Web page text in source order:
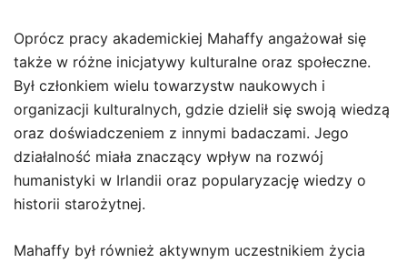
Oprócz pracy akademickiej Mahaffy angażował się
także w różne inicjatywy kulturalne oraz społeczne.
Był członkiem wielu towarzystw naukowych i
organizacji kulturalnych, gdzie dzielił się swoją wiedzą
oraz doświadczeniem z innymi badaczami. Jego
działalność miała znaczący wpływ na rozwój
humanistyki w Irlandii oraz popularyzację wiedzy o
historii starożytnej.
Mahaffy był również aktywnym uczestnikiem życia